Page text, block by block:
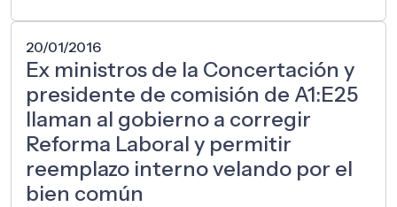
20/01/2016
Ex ministros de la Concertación y
presidente de comisión de A1:E25
llaman al gobierno a corregir
Reforma Laboral y permitir
reemplazo interno velando por el
bien común